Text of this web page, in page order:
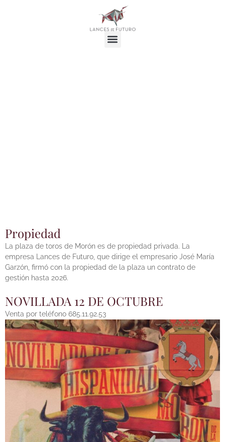
Propiedad
La plaza de toros de Morón es de propiedad privada. La
empresa Lances de Futuro, que dirige el empresario José María
Garzón, firmó con la propiedad de la plaza un contrato de
gestión hasta 2026.
NOVILLADA 12 DE OCTUBRE
Venta por teléfono 685.11.92.53